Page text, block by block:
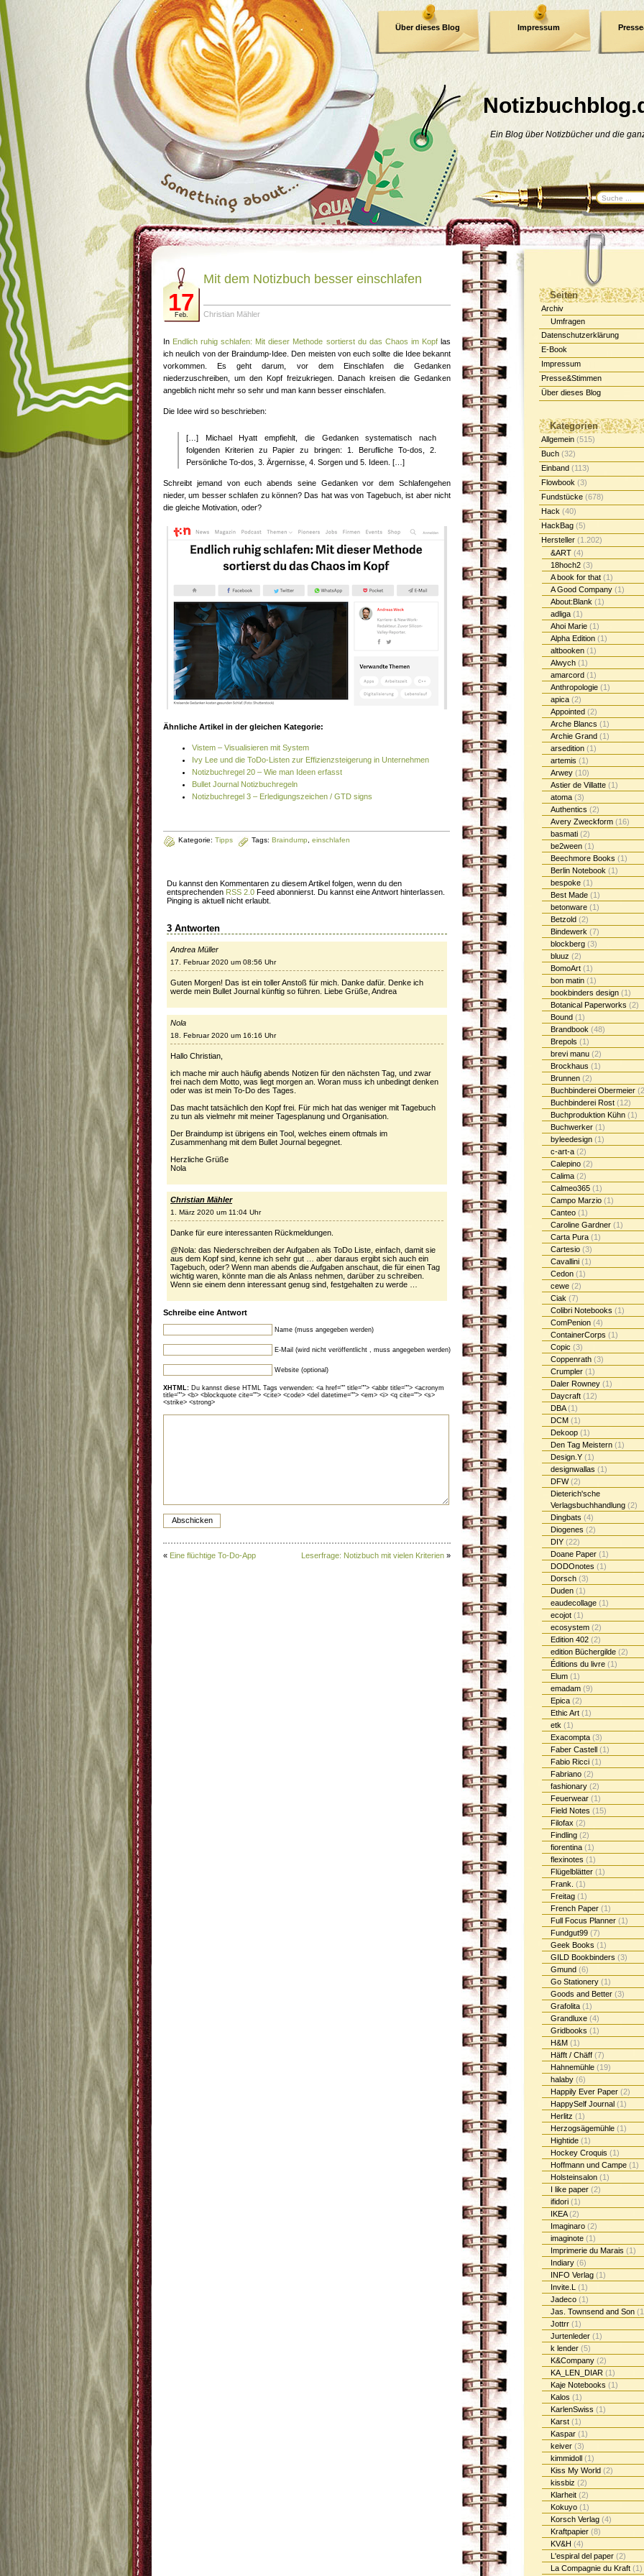
Ein Blog über Notizbücher und die
Über dieses Blog Impressum
Datenschutzerklärung
Seiten
Archiv
Umfragen
Datenschutzerklärung
E-Book
Impressum
Presse&Stimmen
Über dieses Blog
Kategorien
Allgemein (515)
Buch (32)
Einband (113)
Flowbook (3)
Fundstücke (678)
Hack (40)
HackBag (5)
Hersteller (1.202)
&ART (4)
18hoch2 (3)
A book for that (1)
A Good Company (1)
About:Blank (1)
adliga (1)
Ahoi Marie (1)
Alpha Edition (1)
altbooken (1)
Alwych (1)
amarcord (1)
Anthropologie (1)
apica (2)
Appointed (2)
Arche Blancs (1)
Archie Grand (1)
arsedition (1)
artemis (1)
Arwey (10)
Astier de Villatte (1)
atoma (3)
Authentics (2)
Avery Zweckform (16)
basmati (2)
be2ween (1)
Beechmore Books (1)
Berlin Notebook (1)
bespoke (1)
Best Made (1)
betonware (1)
Betzold (2)
Bindewerk (7)
blockberg (3)
bluuz (2)
BomoArt (1)
bon matin (1)
bookbinders design (1)
Botanical Paperworks (2)
Bound (1)
Brandbook (48)
Brepols (1)
brevi manu (2)
Brockhaus (1)
Brunnen (2)
Buchbinderei Obermeier
Buchbinderei Rost (12)
Buchproduktion Kühn (1)
Buchwerker (1)
byleedesign (1)
c-art-a (2)
Calepino (2)
Calima (2)
Calmeo365 (1)
Campo Marzio (1)
Canteo (1)
Caroline Gardner (1)
Carta Pura (1)
Cartesio (3)
Cavallini (1)
Cedon (1)
cewe (2)
Ciak (7)
Colibri Notebooks (1)
ComPenion (4)
ContainerCorps (1)
Copic (3)
Coppenrath (3)
Crumpler (1)
Daler Rowney (1)
Daycraft (12)
DBA(1)
DCM (1)
Dekoop (1)
Den Tag Meistern (1)
Design.Y (1)
designwallas (1)
DFW(2)
Dieterich'sche
Verlagsbuchhandlung (2)
Dingbats (4)
Diogenes (2)
DIY (22)
Doane Paper (1)
DODOnotes (1)
Dorsch (3)
Duden (1)
eaudecollage (1)
ecojot (1)
ecosystem (2)
Edition 402 (2)
edition Büchergilde (2)
Éditions du livre (1)
Elum (1)
emadam (9)
Epica (2)
Ethic Art (1)
etk (1)
Exacompta (3)
Faber Castell (1)
Fabio Ricci (1)
Fabriano (2)
fashionary (2)
Feuerwear (1)
Field Notes (15)
Filofax (2)
Findling (2)
fiorentina (1)
flexinotes (1)
Flügelblätter (1)
Frank. (1)
Freitag (1)
French Paper (1)
Full Focus Planner (1)
Fundgut99 (7)
Geek Books (1)
GILD Bookbinders (3)
Gmund (6)
Go Stationery (1)
Goods and Better (3)
Grafolita (1)
Grandluxe (4)
Gridbooks (1)
H&M (1)
Häfft / Chäff (7)
Hahnemühle (19)
halaby (6)
Happily Ever Paper (2)
HappySelf Journal (1)
Herlitz (1)
Herzogsägemühle (1)
Hightide (1)
Hockey Croquis (1)
Hoffmann und Campe (1)
Holsteinsalon (1)
I like paper (2)
ifidori (1)
IKEA(2)
Imaginaro (2)
imaginote (1)
Imprimerie du Marais (1)
Indiary (6)
INFO Verlag (1)
Invite.L (1)
Jadeco (1)
Jas. Townsend and Son
Jottrr (1)
Jurtenleder (1)
k lender (5)
K&Company (2)
KA_LEN_DIAR (1)
Kaje Notebooks (1)
Kalos (1)
KarlenSwiss (1)
Karst (1)
Kaspar (1)
keiver (3)
kimmidoll (1)
Kiss My World (2)
kissbiz (2)
Klarheit (2)
Kokuyo (1)
Korsch Verlag (4)
Kraftpapier (8)
KV&H (4)
L'espiral del paper (2)
La Compagnie du Kraft (1)
17
Feb.
Mit dem Notizbuch besser einschlafen
Christian Mähler
In Endlich ruhig schlafen: Mit dieser Methode sortierst du das Chaos im Kopflas
ich neulich von der Braindump-Idee. Den meisten von euch sollte die Idee bekannt
vorkommen. Es geht darum, vor dem Einschlafen die Gedanken
niederzuschreiben, um den Kopf freizukriegen. Danach kreisen die Gedanken
angeblich nicht mehr so sehr und man kann besser einschlafen.
Die Idee wird so beschrieben:
[…] Michael Hyatt empfiehlt, die Gedanken systematisch nach
folgenden Kriterien zu Papier zu bringen: 1. Berufliche To-dos, 2.
Persönliche To-dos, 3. Ärgernisse, 4. Sorgen und 5. Ideen. […]
Schreibt jemand von euch abends seine Gedanken vor dem Schlafengehen
nieder, um besser schlafen zu können? Das hat was von Tagebuch, ist aber nicht
die gleiche Motivation, oder?
Ähnliche Artikel in der gleichen Kategorie:
Vistem – Visualisieren mit System
Ivy Lee und die ToDo-Listen zur Effizienzsteigerung in Unternehmen
Notizbuchregel 20 – Wie man Ideen erfasst
Bullet Journal Notizbuchregeln
Notizbuchregel 3 – Erledigungszeichen / GTD signs
Kategorie: Tipps Tags: Braindump einschlafen
Du kannst den Kommentaren zu diesem Artikel folgen, wenn du den
entsprechenden RSS 2.0 Feed abonnierst. Du kannst eine Antwort hinterlassen.
Pinging is aktuell nicht erlaubt.
3 Antworten
Andrea Müller
17. Februar 2020 um 08:56 Uhr
Guten Morgen! Das ist ein toller Anstoß für mich. Danke dafür. Denke ich
werde mein Bullet Journal künftig so führen. Liebe Grüße, Andrea
Nola
18. Februar 2020 um 16:16 Uhr
Hallo Christian,
ich mache mir auch häufig abends Notizen für den nächsten Tag, und zwar
frei nach dem Motto, was liegt morgen an. Woran muss ich unbedingt denken
oder was ist mein To-Do des Tages.
Das macht tatsächlich den Kopf frei. Für mich hat das weniger mit Tagebuch
zu tun als vielmehr mit meiner Tagesplanung und Organisation.
Der Braindump ist übrigens ein Tool, welches einem oftmals im
Zusammenhang mit dem Bullet Journal begegnet.
Herzliche Grüße
Nola
Christian Mähler
1. März 2020 um 11:04 Uhr
Danke für eure interessanten Rückmeldungen.
@Nola: das Niederschreiben der Aufgaben als ToDo Liste, einfach, damit sie
aus dem Kopf sind, kenne ich sehr gut … aber daraus ergibt sich auch ein
Tagebuch, oder? Wenn man abends die Aufgaben anschaut, die für einen Tag
wichtig waren, könnte man die als Anlass nehmen, darüber zu schreiben.
Wenn sie einem denn interessant genug sind, festgehalten zu werde …
Schreibe eine Antwort
Name (muss angegeben werden)
E-Mail (wird nicht veröffentlicht , muss angegeben werden)
Website (optional)
XHTML: Du kannst diese HTML Tags verwenden: <a href="" title=""> <abbr title=""> <acronym
title=""> <b> <blockquote cite=""> <cite> <code> <del datetime=""> <em> <i> <q cite=""> <s>
<strike> <strong>
« Eine flüchtige To-Do-App Leserfrage: Notizbuch mit vielen Kriterien »